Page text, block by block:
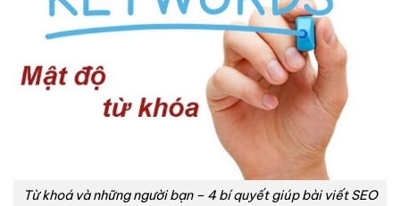
Từ khoá và những người bạn – 4 bí quyết giúp bài viết SEO